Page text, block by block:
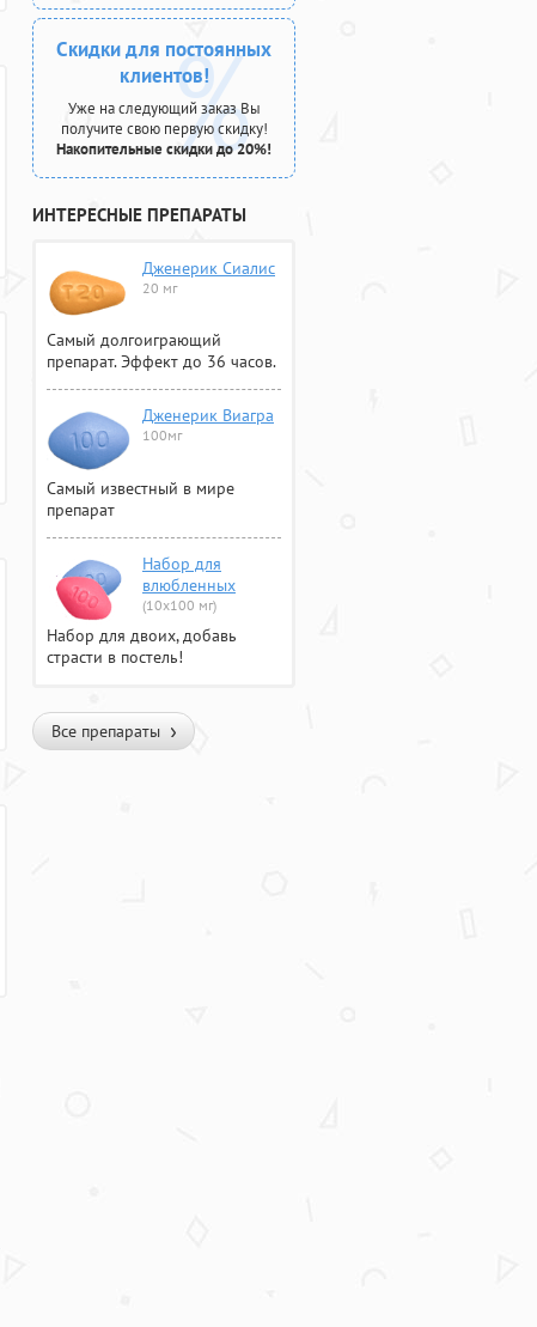
Скидки для постоянных
клиентов!
Уже на следующий заказ Вы
получите свою первую скидку!
Накопительные скидки до 20%!
ИНТЕРЕСНЫЕ ПРЕПАРАТЫ
Дженерик Сиалис
20 мг
Самый долгоиграющий
препарат. Эффект до 36 часов.
Дженерик Виагра
100мг
Самый известный в мире
препарат
Набор для
влюбленных
(10х100 мг)
Набор для двоих, добавь
страсти в постель!
Все препараты